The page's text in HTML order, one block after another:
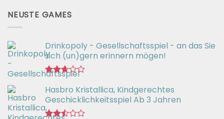
NEUSTE GAMES
Drinkopoly - Gesellschaftsspiel - an das Sie
sich (un)gern erinnern mögen!
Bewertet
mit
2.67
von 5
Hasbro Kristallica, Kindgerechtes
Geschicklichkeitsspiel Ab 3 Jahren